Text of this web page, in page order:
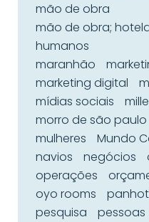
mão de obra
mão de obra;
humanos
maranhão
marketing digital
mídias sociais
morro de são paulo
mulheres
Mundo
navios
negócios
operações
oyo rooms
pesquisa
pessoas